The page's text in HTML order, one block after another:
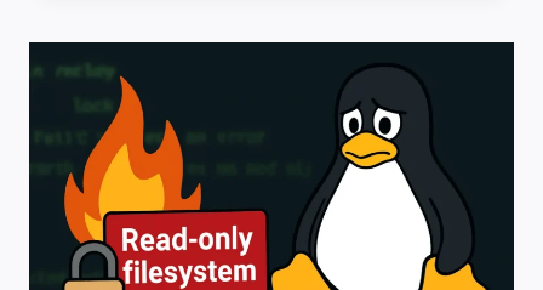
START
NETWORKMANAGER.SERVICE”
“NETWORKING
NOT
RUNNING”
EN
DEBIAN/UBUNTU/MINT